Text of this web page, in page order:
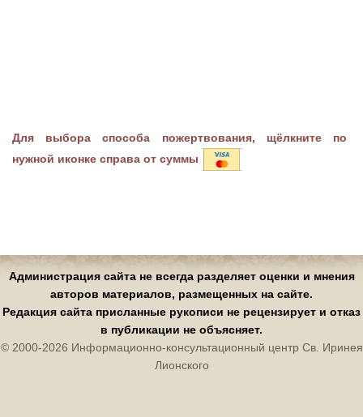
Для выбора способа пожертвования, щёлкните по
нужной иконке справа от суммы
Администрация сайта не всегда разделяет оценки и мнения
авторов материалов, размещенных на сайте.
Редакция сайта присланные рукописи не рецензирует и отказ
в публикации не объясняет.
© 2000-2026 Информационно-консультационный центр Св. Иринея
Лионского